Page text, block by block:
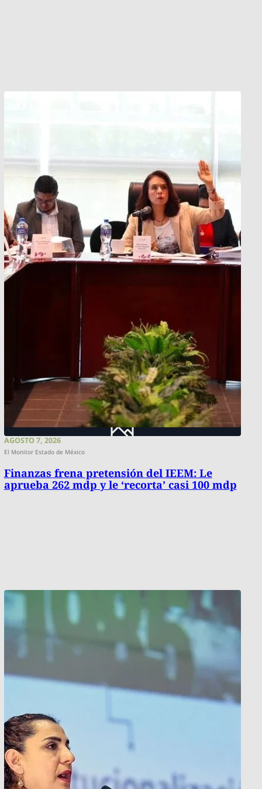
AGOSTO 7, 2026
El Monitor Estado de México
Finanzas frena pretensión del IEEM: Le
aprueba 262 mdp y le ‘recorta’ casi 100 mdp